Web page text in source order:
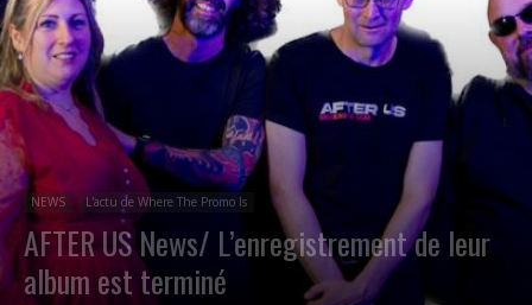
NEWS L'actu de Where The Promo Is
AFTER US News/ L’enregistrement de leur
album est terminé